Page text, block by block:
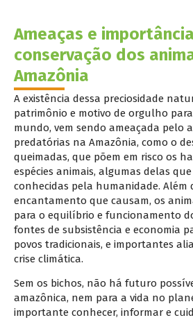
Ameaças e
conservação dos
Amazônia
A existência dessa preciosidade
patrimônio e motivo de orgulho
mundo, vem sendo ameaçada pelo
predatórias na Amazônia, como o
queimadas, que põem em risco os
espécies animais, algumas delas
conhecidas pela humanidade. Além
encantamento que causam, os
para o equilíbrio e funcionamento
fontes de subsistência e economia
povos tradicionais, e importantes
crise climática.
Sem os bichos, não há futuro
amazônica, nem para a vida no
importante conhecer, informar e